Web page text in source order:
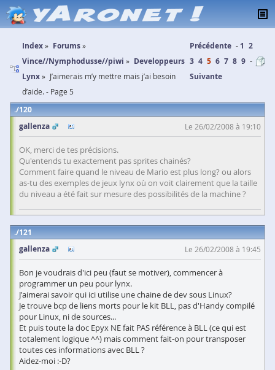
Index
Forums
Vince//Nymphodusse//piwi
Developpeurs
Lynx
J’aimerais m’y mettre mais j’ai besoin
d’aide. - Page 5
Précédente 1 2
3 4 5 6 7 8 9
Suivante
120
gallenza
Le 26/02/2008 à 19:10
OK, merci de tes précisions.
Qu'entends tu exactement pas sprites chainés?
Comment faire quand le niveau de Mario est plus long? ou alors
as-tu des exemples de jeux lynx où on voit clairement que la taille
du niveau a été fait sur mesure des possibilités de la machine ?
121
gallenza
Le 26/02/2008 à 19:45
Bon je voudrais d'ici peu (faut se motiver), commencer à
programmer un peu pour lynx.
J'aimerai savoir qui ici utilise une chaine de dev sous Linux?
Je trouve bcp de liens morts pour le kit BLL, pas d'Handy compilé
pour Linux, ni de sources...
Et puis toute la doc Epyx NE fait PAS référence à BLL (ce qui est
totalement logique ^^) mais comment fait-on pour transposer
toutes ces informations avec BLL ?
Aidez-moi :-D?